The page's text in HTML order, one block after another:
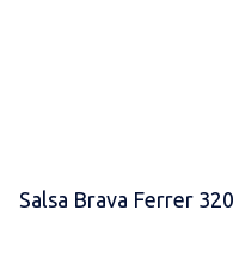
Salsa Brava Ferrer